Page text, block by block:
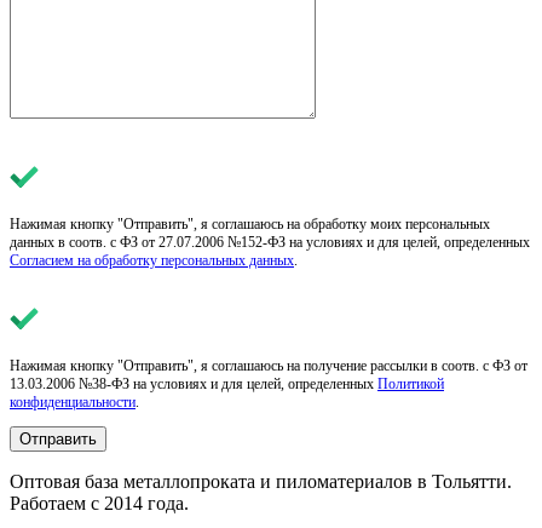
Нажимая кнопку "Отправить", я соглашаюсь на обработку моих персональных
данных в соотв. с ФЗ от 27.07.2006 №152-ФЗ на условиях и для целей, определенных
Согласием на обработку персональных данных
Нажимая кнопку "Отправить", я соглашаюсь на получение рассылки в соотв. с ФЗ от
13.03.2006 №38-ФЗ на условиях и для целей, определенных Политикой
конфиденциальности
Отправить
Оптовая база металлопроката и пиломатериалов в Тольятти.
Работаем с 2014 года.